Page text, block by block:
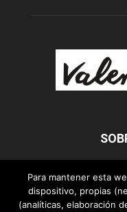
Para mantener esta
dispositivo, propias
(analíticas, elaboración